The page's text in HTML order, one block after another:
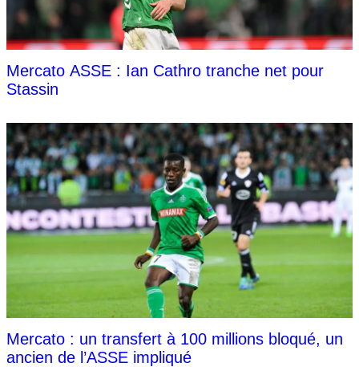
Mercato ASSE : Ian Cathro tranche net pour
Stassin
Mercato : un transfert à 100 millions bloqué, un
ancien de l’ASSE impliqué